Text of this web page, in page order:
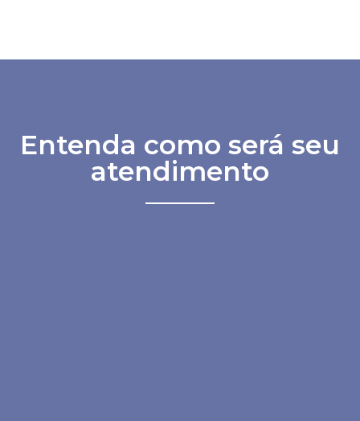
Entenda como será seu
atendimento